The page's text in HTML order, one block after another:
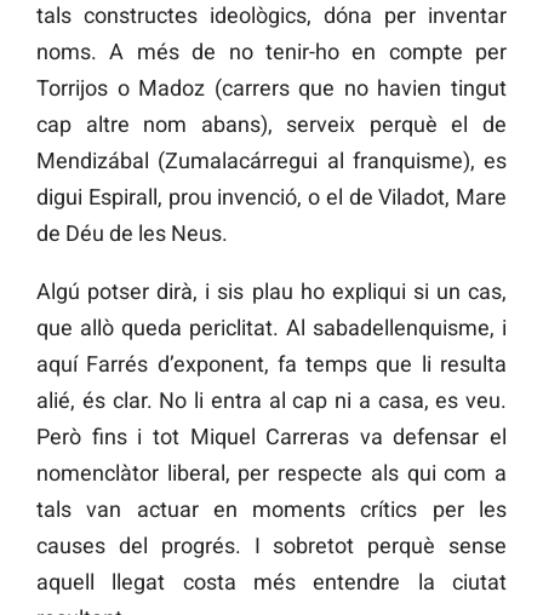
tals constructes ideològics, dóna per inventar
noms. A més de no tenir-ho en compte per
Torrijos o Madoz (carrers que no havien tingut
cap altre nom abans), serveix perquè el de
Mendizábal (Zumalacárregui al franquisme), es
digui Espirall, prou invenció, o el de Viladot, Mare
de Déu de les Neus.
Algú potser dirà, i sis plau ho expliqui si un cas,
que allò queda periclitat. Al sabadellenquisme, i
aquí Farrés d’exponent, fa temps que li resulta
alié, és clar. No li entra al cap ni a casa, es veu.
Però fins i tot Miquel Carreras va defensar el
nomenclàtor liberal, per respecte als qui com a
tals van actuar en moments crítics per les
causes del progrés. I sobretot perquè sense
aquell llegat costa més entendre la ciutat